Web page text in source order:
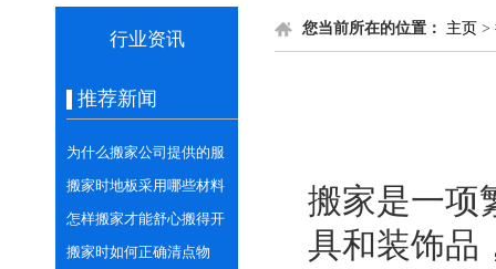
行业资讯
推荐新闻
为什么搬家公司提供的服
务更专业安全？
搬家时地板采用哪些材料
进行保护呢？
怎样搬家才能舒心搬得开
心？
搬家时如何正确清点物
您当前所在的位置： 主页 >
搬家是一项
具和装饰品